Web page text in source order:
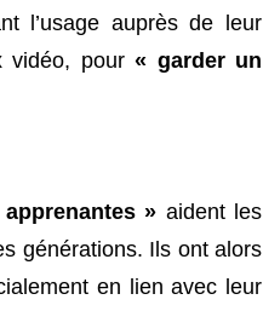
l’usage auprès de leur
vidéo, pour « garder un
apprenantes » aident les
générations. Ils ont alors
en lien avec leur